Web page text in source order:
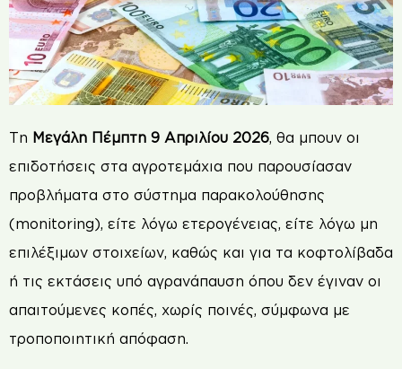
Τη Μεγάλη Πέμπτη 9 Απριλίου 2026, θα μπουν οι
επιδοτήσεις στα αγροτεμάχια που παρουσίασαν
προβλήματα στο σύστημα παρακολούθησης
(monitoring), είτε λόγω ετερογένειας, είτε λόγω μη
επιλέξιμων στοιχείων, καθώς και για τα κοφτολίβαδα
ή τις εκτάσεις υπό αγρανάπαυση όπου δεν έγιναν οι
απαιτούμενες κοπές, χωρίς ποινές, σύμφωνα με
τροποποιητική απόφαση.